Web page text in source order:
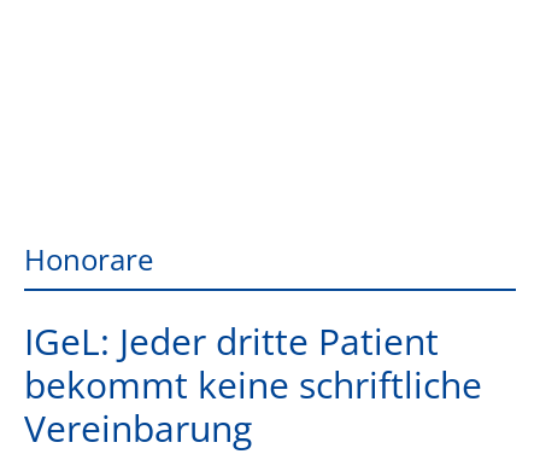
Honorare
IGeL: Jeder dritte Patient
bekommt keine schriftliche
Vereinbarung